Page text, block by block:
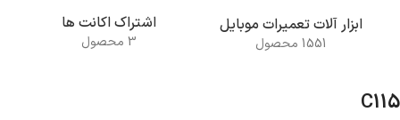
ابزار آلات تعمیرات موبایل
1551 محصول
اشتراک اکانت ها
3 محصول
C115